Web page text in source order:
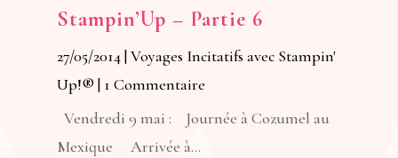
Stampin’Up – Partie 6
27/05/2014|Voyages Incitatifs avec Stampin'
Up!® | 1 Commentaire
Vendredi 9 mai : Journée à Cozumel au
Mexique Arrivée à...